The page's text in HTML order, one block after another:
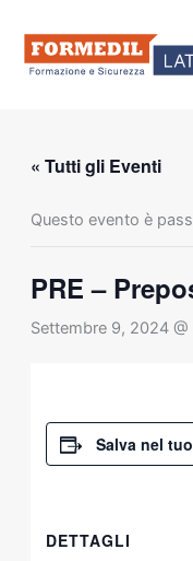
contenuto
« Tutti gli Eventi
Questo evento è
PRE –
Settembre 9, 2024 @
Salva nel
DETTAGLI